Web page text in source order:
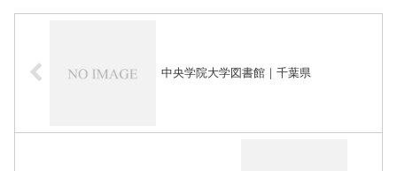
中央学院大学図書館｜千葉県